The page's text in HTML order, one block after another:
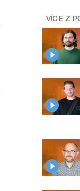
VÍCE Z